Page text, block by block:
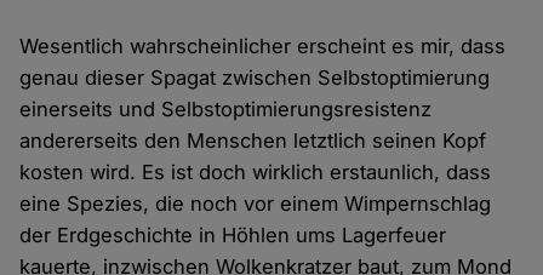
Wesentlich wahrscheinlicher erscheint es mir, dass
genau dieser Spagat zwischen Selbstoptimierung
einerseits und Selbstoptimierungsresistenz
andererseits den Menschen letztlich seinen Kopf
kosten wird. Es ist doch wirklich erstaunlich, dass
eine Spezies, die noch vor einem Wimpernschlag
der Erdgeschichte in Höhlen ums Lagerfeuer
kauerte, inzwischen Wolkenkratzer baut, zum Mond